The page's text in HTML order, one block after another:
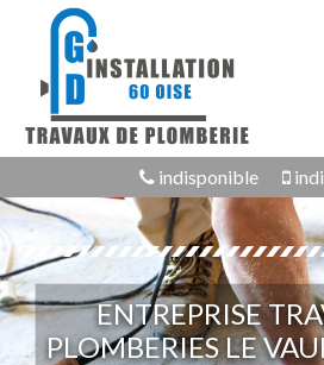
indisponible
ENTREPRISE
PLOMBERIES LE